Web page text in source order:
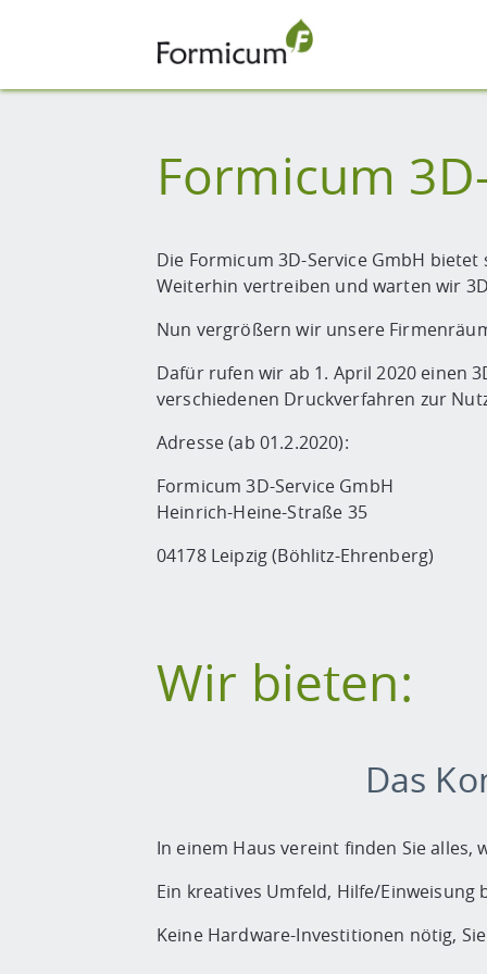
Formicum
Die Formicum 3D-Service GmbH
Weiterhin vertreiben und warten wir
Nun vergrößern wir unsere
Dafür rufen wir ab 1. April 2020 einen
verschiedenen Druckverfahren zur
Adresse (ab 01.2.2020):
Formicum 3D-Service GmbH
Heinrich-Heine-Straße 35
04178 Leipzig (Böhlitz-Ehrenberg)
Wir bieten:
Das
In einem Haus vereint finden Sie
Ein kreatives Umfeld, Hilfe/
Keine Hardware-Investitionen nötig,